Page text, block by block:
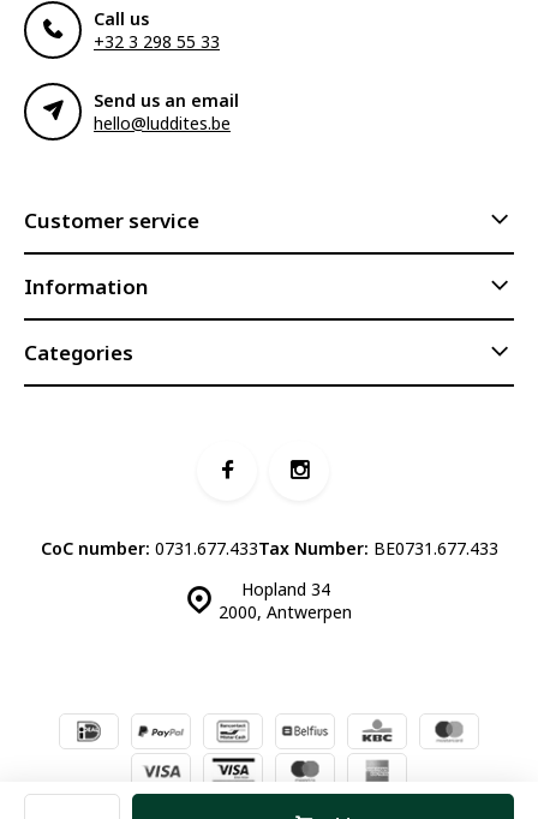
Call us
+32 3 298 55 33
Send us an email
hello@luddites.be
Customer service
Information
Categories
Hopland 34
2000, Antwerpen
CoC number: 0731.677.433Tax Number: BE0731.677.433
© Luddites Books & Wine